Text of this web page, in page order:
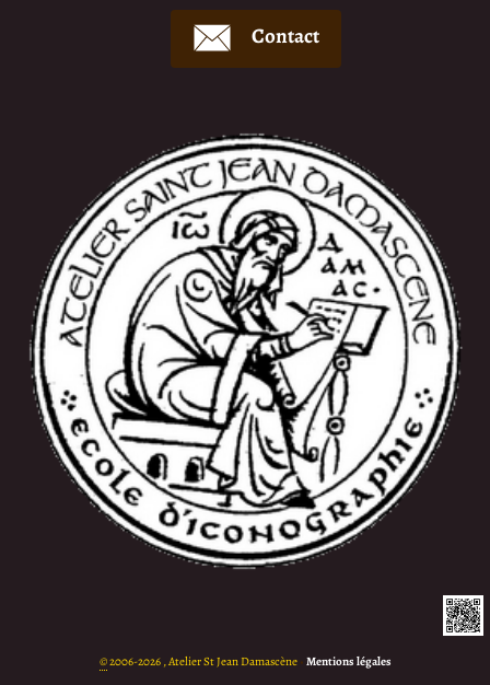
Contact
©2006-2026 , Atelier St Jean Damascène • Mentions légales